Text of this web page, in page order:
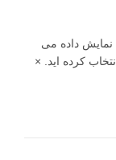
نمایش داده می
کرده اید. ×